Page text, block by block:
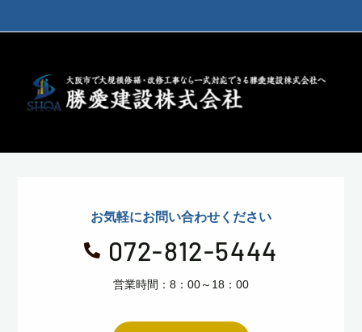
お気軽にお問い合わせください
 072-812-5444
営業時間：8：00～18：00